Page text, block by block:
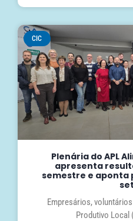
CIC
Plenária do APL
apresenta
semestre e aponta
Empresários,
Produtivo Local